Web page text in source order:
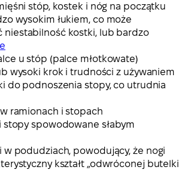
stóp, kostek i nóg na początku
wysokim łukiem, co może
niestabilność kostki, lub bardzo
u stóp (palce młotkowate)
wysoki krok i trudności z używaniem
do podnoszenia stopy, co utrudnia
ramionach i stopach
stopy spowodowane słabym
w podudziach, powodujący, że nogi
kształt „odwróconej butelki